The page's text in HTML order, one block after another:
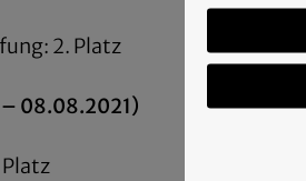
2. Platz
08.08.2021)
1. Platz